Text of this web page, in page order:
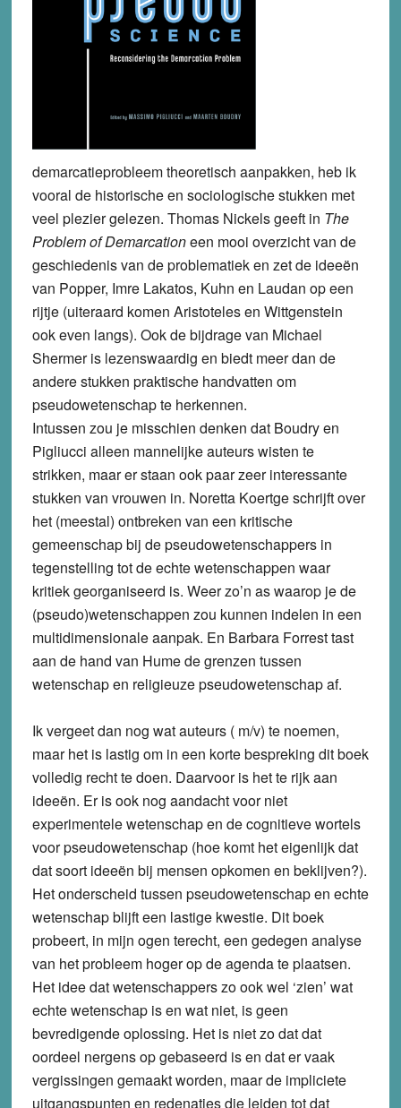
demarcatieprobleem theoretisch aanpakken, heb ik
vooral de historische en sociologische stukken met
veel plezier gelezen. Thomas Nickels geeft in The
Problem of Demarcationeen mooi overzicht van de
geschiedenis van de problematiek en zet de ideeën
van Popper, Imre Lakatos, Kuhn en Laudan op een
rijtje (uiteraard komen Aristoteles en Wittgenstein
ook even langs). Ook de bijdrage van Michael
Shermer is lezenswaardig en biedt meer dan de
andere stukken praktische handvatten om
pseudowetenschap te herkennen.
Intussen zou je misschien denken dat Boudry en
Pigliucci alleen mannelijke auteurs wisten te
strikken, maar er staan ook paar zeer interessante
stukken van vrouwen in. Noretta Koertge schrijft over
het (meestal) ontbreken van een kritische
gemeenschap bij de pseudowetenschappers in
tegenstelling tot de echte wetenschappen waar
kritiek georganiseerd is. Weer zo’n as waarop je de
(pseudo)wetenschappen zou kunnen indelen in een
multidimensionale aanpak. En Barbara Forrest tast
aan de hand van Hume de grenzen tussen
wetenschap en religieuze pseudowetenschap af.
Ik vergeet dan nog wat auteurs ( m/v) te noemen,
maar het is lastig om in een korte bespreking dit boek
volledig recht te doen. Daarvoor is het te rijk aan
ideeën. Er is ook nog aandacht voor niet
experimentele wetenschap en de cognitieve wortels
voor pseudowetenschap (hoe komt het eigenlijk dat
dat soort ideeën bij mensen opkomen en beklijven?).
Het onderscheid tussen pseudowetenschap en echte
wetenschap blijft een lastige kwestie. Dit boek
probeert, in mijn ogen terecht, een gedegen analyse
van het probleem hoger op de agenda te plaatsen.
Het idee dat wetenschappers zo ook wel ‘zien’ wat
echte wetenschap is en wat niet, is geen
bevredigende oplossing. Het is niet zo dat dat
oordeel nergens op gebaseerd is en dat er vaak
vergissingen gemaakt worden, maar de impliciete
uitgangspunten en redenaties die leiden tot dat